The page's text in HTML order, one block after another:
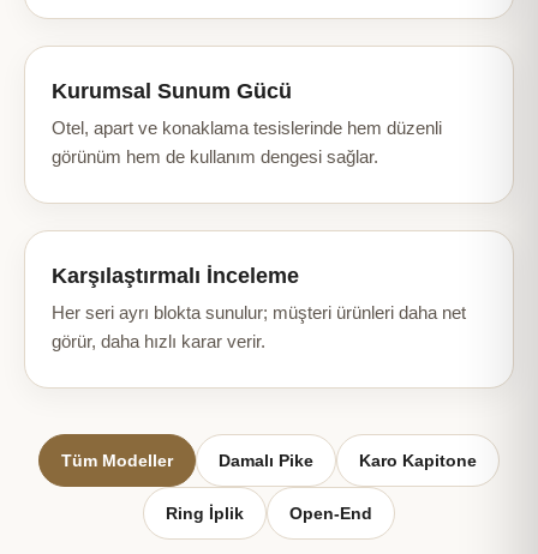
Kurumsal Sunum Gücü
Otel, apart ve konaklama tesislerinde hem düzenli
görünüm hem de kullanım dengesi sağlar.
Karşılaştırmalı İnceleme
Her seri ayrı blokta sunulur; müşteri ürünleri daha net
görür, daha hızlı karar verir.
Tüm Modeller Damalı Pike Karo Kapitone
Ring İplik Open-End